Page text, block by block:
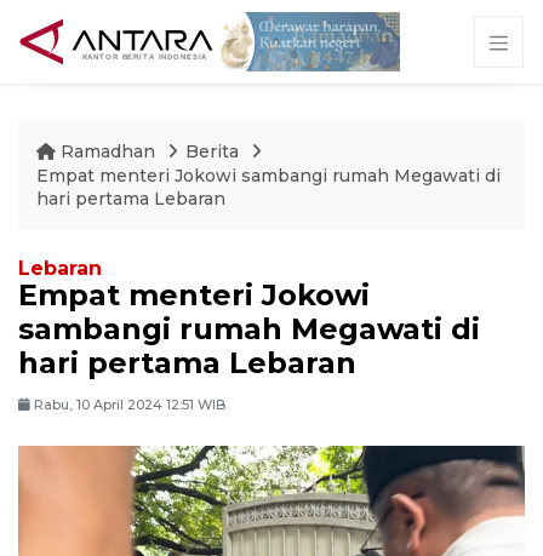
Ramadhan
Berita
Empat menteri Jokowi sambangi rumah Megawati di
hari pertama Lebaran
Lebaran
Empat menteri Jokowi
sambangi rumah Megawati di
hari pertama Lebaran
Rabu, 10 April 2024 12:51 WIB